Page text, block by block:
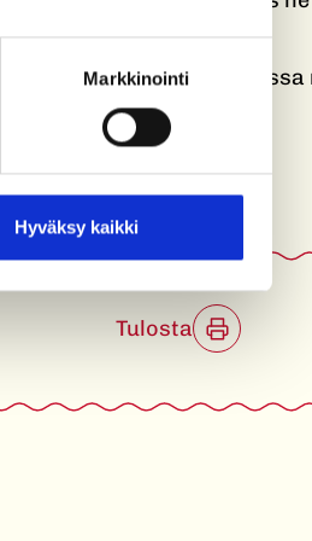
Markkinointi
Hyväksy kaikki
keskitasossa 225 asteessa
Tulosta